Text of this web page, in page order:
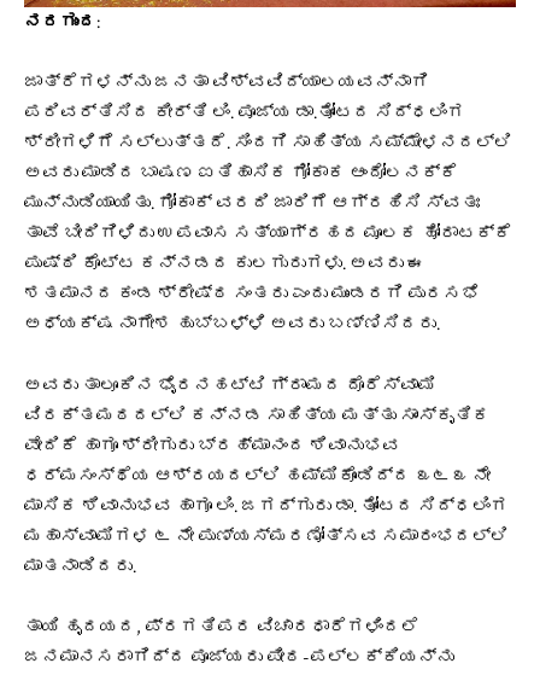
ನರಗುಂದ :
ಜಾತ್ರೆಗಳನ್ನು ಜನತಾ ವಿಶ್ವವಿದ್ಯಾಲಯವನ್ನಾಗಿ
ಪರಿವರ್ತಿಸಿದ ಕೀರ್ತಿ ಲಿಂ. ಪೂಜ್ಯ ಡಾ.ತೋಂಟದ ಸಿದ್ಧಲಿಂಗ
ಶ್ರೀಗಳಿಗೆ ಸಲ್ಲುತ್ತದೆ. ಸಿಂದಗಿ ಸಾಹಿತ್ಯ ಸಮ್ಮೇಳನದಲ್ಲಿ
ಅವರು ಮಾಡಿದ ಬಾಷಣ ಐತಿಹಾಸಿಕ ಗೋಕಾಕ ಆಂದೋಲನಕ್ಕೆ
ಮುನ್ನುಡಿಯಾಯಿತು. ಗೋಕಾಕ್ ವರದಿ ಜಾರಿಗೆ ಆಗ್ರಹಿಸಿ ಸ್ವತಃ
ತಾವೆ ಬೀದಿಗಿಳಿದು ಉಪವಾಸ ಸತ್ಯಾಗ್ರಹದ ಮೂಲಕ ಹೋರಾಟಕ್ಕೆ
ಪುಷ್ಠಿ ಕೊಟ್ಟ ಕನ್ನಡದ ಕುಲಗುರುಗಳು. ಅವರು ಈ
ಶತಮಾನದ ಕಂಡ ಶ್ರೇಷ್ಠ ಸಂತರು ಎಂದು ಮುಂಡರಗಿ ಪುರಸಭೆ
ಅಧ್ಯಕ್ಷ ನಾಗೇಶ ಹುಬ್ಬಳ್ಳಿ ಅವರು ಬಣ್ಣಿಸಿದರು.
ಅವರು ತಾಲೂಕಿನ ಭೈರನಹಟ್ಟಿ ಗ್ರಾಮದ ದೊರೆಸ್ವಾಮಿ
ವಿರಕ್ತಮಠದಲ್ಲಿ ಕನ್ನಡ ಸಾಹಿತ್ಯ ಮತ್ತು ಸಾಂಸ್ಕೃತಿಕ
ವೇದಿಕೆ ಹಾಗೂ ಶ್ರೀಗುರು ಬ್ರಹ್ಮಾನಂದ ಶಿವಾನುಭವ
ಧರ್ಮಸಂಸ್ಥೆಯ ಆಶ್ರಯದಲ್ಲಿ ಹಮ್ಮಿಕೊಂಡಿದ್ದ ೩೬೩ ನೇ
ಮಾಸಿಕ ಶಿವಾನುಭವ ಹಾಗೂ ಲಿಂ. ಜಗದ್ಗುರು ಡಾ. ತೋಂಟದ ಸಿದ್ಧಲಿಂಗ
ಮಹಾಸ್ವಾಮಿಗಳ ೬ ನೇ ಪುಣ್ಯಸ್ಮರಣೋತ್ಸವ ಸಮಾರಂಭದಲ್ಲಿ
ಮಾತನಾಡಿದರು.
ತಾಯಿ ಹೃದಯದ, ಪ್ರಗತಿಪರ ವಿಚಾರಧಾರೆಗಳಿಂದಲೆ
ಜನಮಾನಸರಾಗಿದ್ದ ಪೂಜ್ಯರು ಪೀಠ-ಪಲ್ಲಕ್ಕಿಯನ್ನು